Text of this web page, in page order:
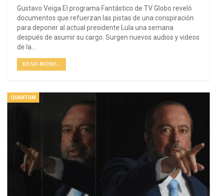
Gustavo Veiga El programa Fantástico de TV Globo reveló
documentos que refuerzan las pistas de una conspiración
para deponer al actual presidente Lula una semana
después de asumir su cargo. Surgen nuevos audios y videos
de la…
READ MORE...
QUANTUM